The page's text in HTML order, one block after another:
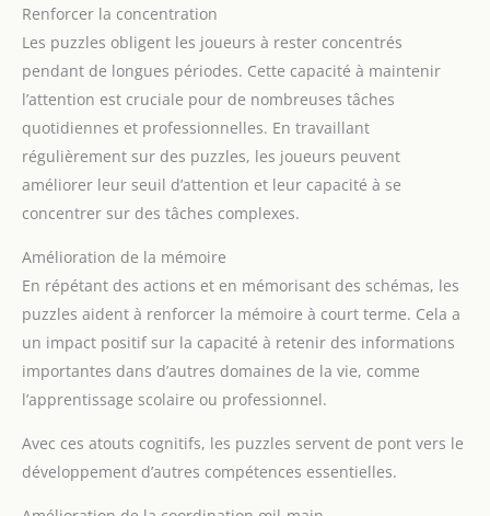
Renforcer la concentration
Les puzzles obligent les joueurs à rester concentrés
pendant de longues périodes. Cette capacité à maintenir
l’attention est cruciale pour de nombreuses tâches
quotidiennes et professionnelles. En travaillant
régulièrement sur des puzzles, les joueurs peuvent
améliorer leur seuil d’attention et leur capacité à se
concentrer sur des tâches complexes.
Amélioration de la mémoire
En répétant des actions et en mémorisant des schémas, les
puzzles aident à renforcer la mémoire à court terme. Cela a
un impact positif sur la capacité à retenir des informations
importantes dans d’autres domaines de la vie, comme
l’apprentissage scolaire ou professionnel.
Avec ces atouts cognitifs, les puzzles servent de pont vers le
développement d’autres compétences essentielles.